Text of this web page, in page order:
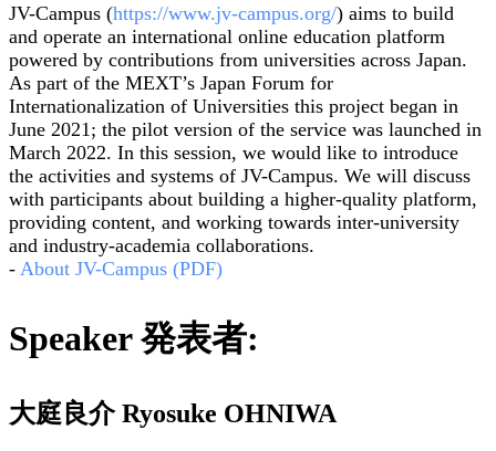
JV-Campus (https://www.jv-campus.org/) aims to build
and operate an international online education platform
powered by contributions from universities across Japan.
As part of the MEXT’s Japan Forum for
Internationalization of Universities this project began in
June 2021; the pilot version of the service was launched in
March 2022. In this session, we would like to introduce
the activities and systems of JV-Campus. We will discuss
with participants about building a higher-quality platform,
providing content, and working towards inter-university
and industry-academia collaborations.
- About JV-Campus (PDF)
Speaker 発表者:
大庭良介 Ryosuke OHNIWA